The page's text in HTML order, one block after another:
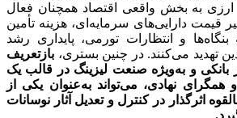
ارزی به بخش واقعی اقتصاد همچنان فعال
قیمت دارایی‌های سرمایه‌ای، هزینه تأمین
و انتظارات تورمی، پایداری رشد
تهدید می‌کنند. در چنین بستری، بازتعریف
بانکی و به‌ویژه صنعت لیزینگ در قالب یک
همگرای نهادی، می‌تواند به‌عنوان یکی از
اثرگذار در کنترل و تعدیل آثار نوسانات